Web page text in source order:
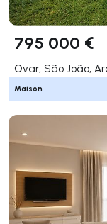
795 000 €
Maison